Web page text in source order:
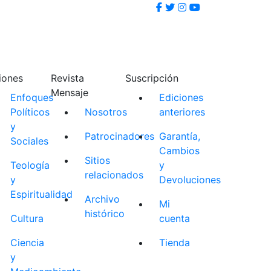
Enfoques
Políticos
y
Sociales
Teología
y
Espiritualidad
Cultura
Ciencia
y
Revista
Mensaje
Nosotros
Patrocinadores
Sitios
relacionados
Archivo
histórico
Suscripción
Ediciones
anteriores
Garantía,
Cambios
y
Devoluciones
Mi
cuenta
Tienda